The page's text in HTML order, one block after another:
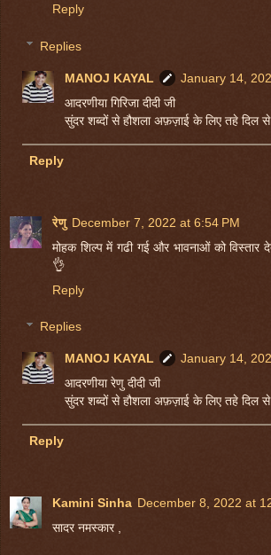
Reply
Replies
MANOJ KAYAL
January 14,
आदरणीया गिरिजा दीदी जी
सुंदर शब्दों से हौशला अफ़ज़ाई के लिए तहे दिल से
Reply
रेणु December 7, 2022 at 6:54 PM
मोहक शिल्प में गढी गई और भावनाओं को विस्तार
👌
Reply
Replies
MANOJ KAYAL
January 14,
आदरणीया रेणु दीदी जी
सुंदर शब्दों से हौशला अफ़ज़ाई के लिए तहे दिल से
Reply
Kamini Sinha December 8, 2022 at
सादर नमस्कार ,